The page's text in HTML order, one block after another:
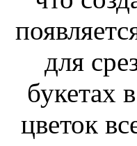
для
букетах
цветок